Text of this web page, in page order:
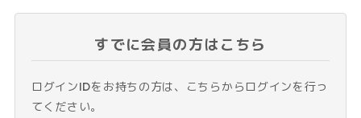
すでに会員の方はこちら
ログインIDをお持ちの方は、こちらからログインを行っ
てください。